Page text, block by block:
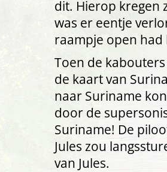
dit. Hierop kregen
was er eentje
raampje open had
Toen de
de kaart van
naar Suriname
door de
Suriname! De
Jules zou
van Jules.